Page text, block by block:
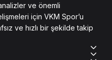
ve önemli
için VKM Spor’u
ve hızlı bir şekilde takip